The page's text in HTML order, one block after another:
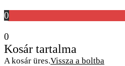
0
0
Kosár tartalma
A kosár üres.Vissza a boltba